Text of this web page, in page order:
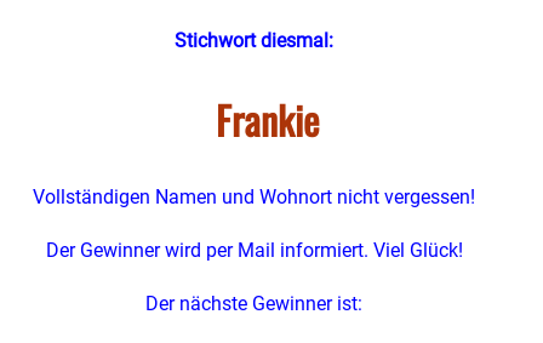
Stichwort diesmal:
Frankie
Vollständigen Namen und Wohnort nicht vergessen!
Der Gewinner wird per Mail informiert. Viel Glück!
Der nächste Gewinner ist: